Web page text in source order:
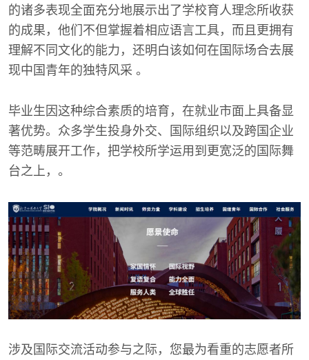
的诸多表现全面充分地展示出了学校育人理念所收获
的成果，他们不但掌握着相应语言工具，而且更拥有
理解不同文化的能力，还明白该如何在国际场合去展
现中国青年的独特风采 。
毕业生因这种综合素质的培育，在就业市面上具备显
著优势。众多学生投身外交、国际组织以及跨国企业
等范畴展开工作，把学校所学运用到更宽泛的国际舞
台之上，。
涉及国际交流活动参与之际，您最为看重的志愿者所